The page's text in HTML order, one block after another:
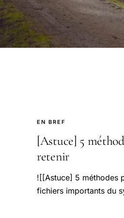
EN BREF
[Astuce] 5
retenir
![[Astuce] 5 méthodes
fichiers importants du